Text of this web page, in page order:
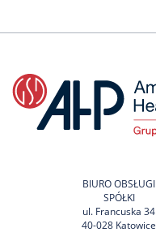
BIURO OBSŁUGI
SPÓŁKI
ul. Francuska 34
40-028 Katowice